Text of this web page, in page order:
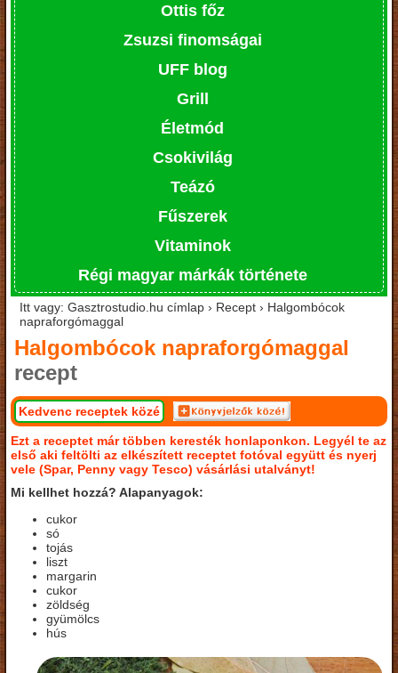
Ottis főz
Zsuzsi finomságai
UFF blog
Grill
Életmód
Csokivilág
Teázó
Fűszerek
Vitaminok
Régi magyar márkák története
Itt vagy: Gasztrostudio.hu címlap › Recept › Halgombócok
napraforgómaggal
Halgombócok napraforgómaggal
recept
Kedvenc receptek közé
Ezt a receptet már többen keresték honlaponkon. Legyél te az
első aki feltölti az elkészített receptet fotóval együtt és nyerj
vele (Spar, Penny vagy Tesco) vásárlási utalványt!
Mi kellhet hozzá? Alapanyagok:
cukor
só
tojás
liszt
margarin
cukor
zöldség
gyümölcs
hús